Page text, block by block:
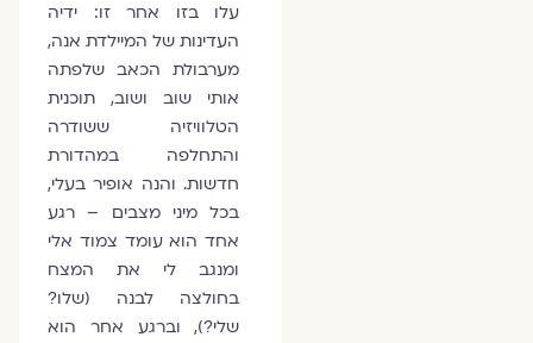
עלו בזו אחר זו: ידיה
העדינות של המיילדת אנה,
מערבולת הכאב שלפתה
אותי שוב ושוב, תוכנית
הטלוויזיה ששודרה
והתחלפה במהדורת
חדשות. והנה אופיר בעלי,
בכל מיני מצבים – רגע
אחד הוא עומד צמוד אלי
ומנגב לי את המצח
בחולצה לבנה (שלו?
שלי?), וברגע אחר הוא